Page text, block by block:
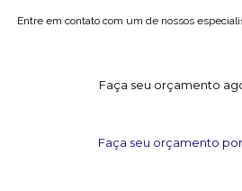
Entre em contato com um de nossos
Faça seu orçamento
Faça seu orçamento